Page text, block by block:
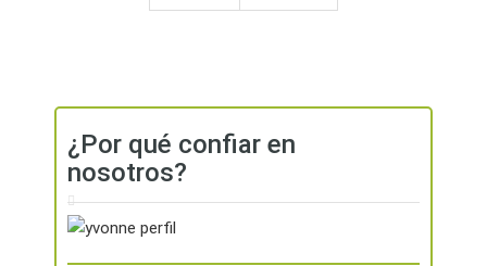
¿Por qué confiar en
nosotros?